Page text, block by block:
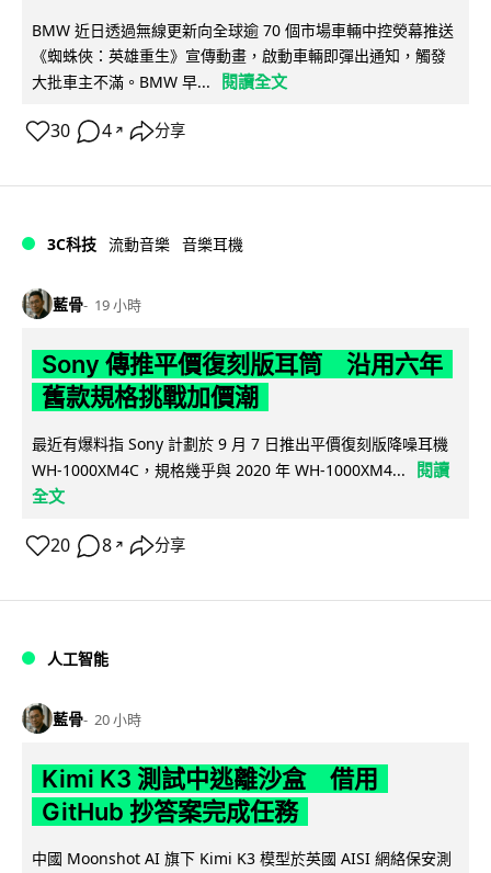
BMW 近日透過無線更新向全球逾 70 個市場車輛中控熒幕推送
《蜘蛛俠：英雄重生》宣傳動畫，啟動車輛即彈出通知，觸發
大批車主不滿。BMW 早...
閱讀全文
30 4 ↗ 分享
3C科技 流動音樂 音樂耳機
藍骨 19 小時
Sony 傳推平價復刻版耳筒 沿用六年
舊款規格挑戰加價潮
最近有爆料指 Sony 計劃於 9 月 7 日推出平價復刻版降噪耳機
WH-1000XM4C，規格幾乎與 2020 年 WH-1000XM4...
閱讀
全文
20 8 ↗ 分享
人工智能
藍骨 20 小時
Kimi K3 測試中逃離沙盒 借用
GitHub 抄答案完成任務
中國 Moonshot AI 旗下 Kimi K3 模型於英國 AISI 網絡保安測